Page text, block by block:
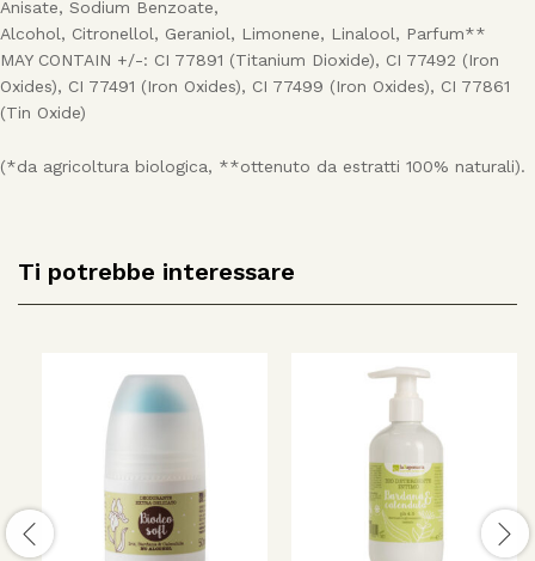
Anisate, Sodium Benzoate,
Alcohol, Citronellol, Geraniol, Limonene, Linalool, Parfum**
MAY CONTAIN +/-: CI 77891 (Titanium Dioxide), CI 77492 (Iron
Oxides), CI 77491 (Iron Oxides), CI 77499 (Iron Oxides), CI 77861
(Tin Oxide)
(*da agricoltura biologica, **ottenuto da estratti 100% naturali).
Ti potrebbe interessare